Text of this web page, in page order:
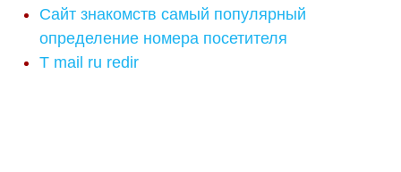
Сайт знакомств самый популярный
определение номера посетителя
T mail ru redir